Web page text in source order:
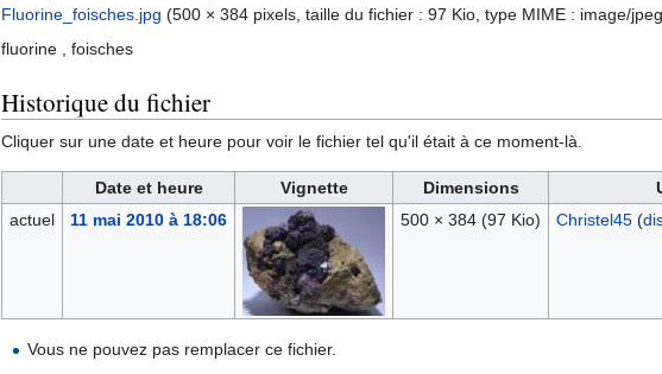
Fluorine_foisches.jpg (500 × 384 pixels, taille du fichier : 97 Kio, type MIME : image/jpeg
fluorine , foisches
Historique du fichier
Cliquer sur une date et heure pour voir le fichier tel qu'il était à ce moment-là.
Date et heure Vignette Dimensions
actuel
11 mai 2010 à 18:06 500 × 384 (97 Kio) Christel45 (
Vous ne pouvez pas remplacer ce fichier.